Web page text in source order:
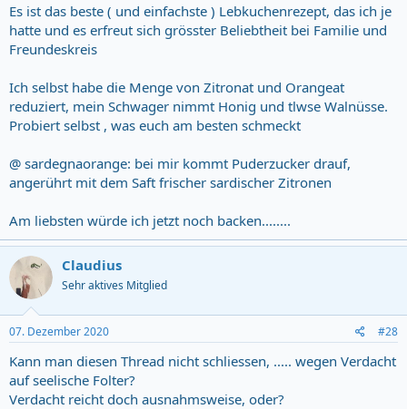
Es ist das beste ( und einfachste ) Lebkuchenrezept, das ich je
hatte und es erfreut sich grösster Beliebtheit bei Familie und
Freundeskreis
Ich selbst habe die Menge von Zitronat und Orangeat
reduziert, mein Schwager nimmt Honig und tlwse Walnüsse.
Probiert selbst , was euch am besten schmeckt
@ sardegnaorange: bei mir kommt Puderzucker drauf,
angerührt mit dem Saft frischer sardischer Zitronen
Am liebsten würde ich jetzt noch backen........
Claudius
Sehr aktives Mitglied
07. Dezember 2020 #28
Kann man diesen Thread nicht schliessen, ..... wegen Verdacht
auf seelische Folter?
Verdacht reicht doch ausnahmsweise, oder?